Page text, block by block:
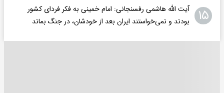
۱۵
آیت الله هاشمی رفسنجانی: امام خمینی به فکر فردای کشور
بودند و نمی‌خواستند ایران بعد از خودشان، در جنگ بماند